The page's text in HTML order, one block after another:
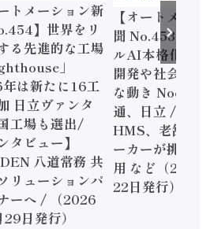
トメーション新
】世界をリ
る先進的な工場
」
は新たに16工
日立ヴァンタ
工場も選出/
タビュー】
八道常務 共
リューションパ
ーへ / （2026
日発行）
【オートメーシ
聞 No.453】フ
ルAI本格化へ
開発や社会実装
な動き Noetra
通、日立 / 兵神
HMS、老舗ポ
ーカーが挑むデ
用 など（2026
22日発行）